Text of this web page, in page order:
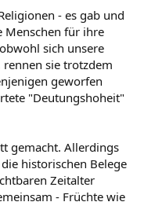
- es gab und
Menschen für ihre
sich unsere
sie trotzdem
geworfen
"Deutungshoheit"
gemacht. Allerdings
historischen Belege
Zeitalter
- Früchte wie